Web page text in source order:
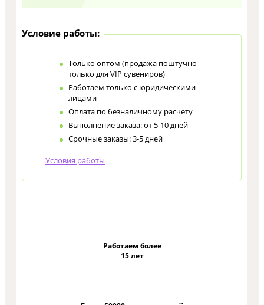
Условие работы:
Только оптом (продажа поштучно
только для VIP сувениров)
Работаем только с юридическими
лицами
Оплата по безналичному расчету
Выполнение заказа: от 5-10 дней
Срочные заказы: 3-5 дней
Условия работы
Работаем более
15 лет